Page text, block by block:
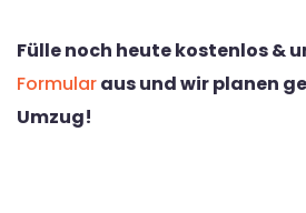
Fülle noch heute kostenlos &
Formularaus und wir planen
Umzug!